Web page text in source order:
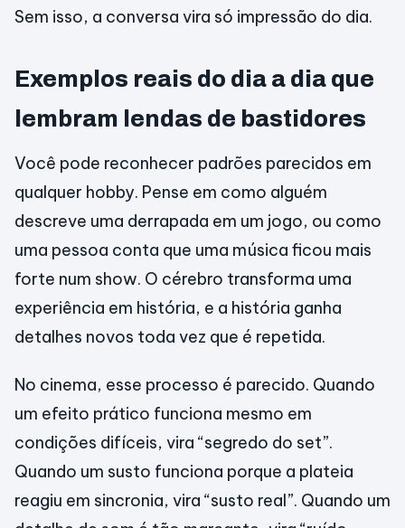
Sem isso, a conversa vira só impressão do dia.
Exemplos reais do dia a dia que
lembram lendas de bastidores
Você pode reconhecer padrões parecidos em
qualquer hobby. Pense em como alguém
descreve uma derrapada em um jogo, ou como
uma pessoa conta que uma música ficou mais
forte num show. O cérebro transforma uma
experiência em história, e a história ganha
detalhes novos toda vez que é repetida.
No cinema, esse processo é parecido. Quando
um efeito prático funciona mesmo em
condições difíceis, vira “segredo do set”.
Quando um susto funciona porque a plateia
reagiu em sincronia, vira “susto real”. Quando um